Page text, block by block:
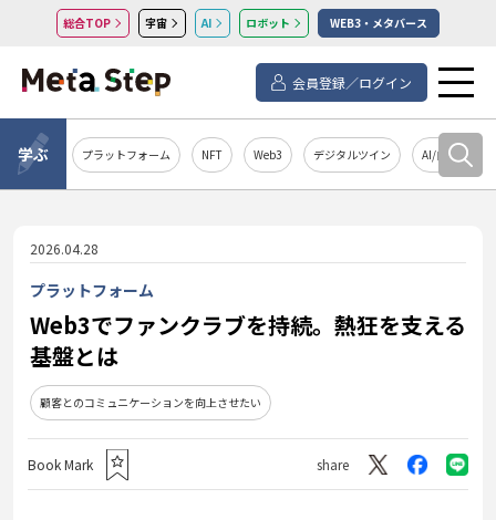
総合TOP 宇宙 AI ロボット WEB3・メタバース
会員登録／ログイン
学ぶ プラットフォーム NFT Web3 デジタルツイン AI/自然言語処
2026.04.28
プラットフォーム
Web3でファンクラブを持続。熱狂を支える
基盤とは
顧客とのコミュニケーションを向上させたい
Book Mark share